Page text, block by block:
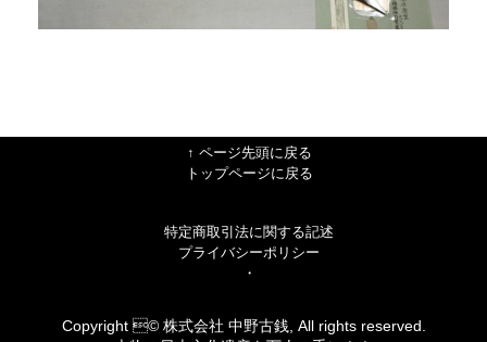
↑ ページ先頭に戻る
トップページに戻る
特定商取引法に関する記述
プライバシーポリシー
・
Copyright © 株式会社 中野古銭, All rights reserved.